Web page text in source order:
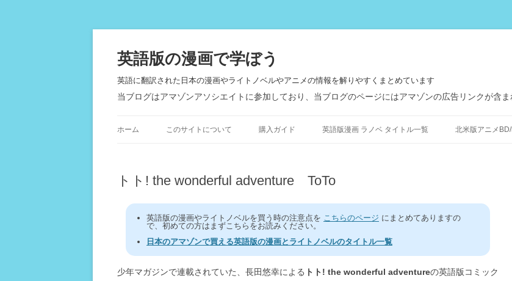
英語版の漫画で学ぼう
英語に翻訳された日本の漫画やライトノベルやアニメの情報を解りやすくまとめています
当ブログはアマゾンアソシエイトに参加しており、当ブログのページにはアマゾンの広告リンクが含ま
ン
ホーム このサイトについて 購入ガイド 英語版漫画 ラノベ タイトル一覧 北米版アニメ
トト! the wonderful adventure ToTo
英語版の漫画やライトノベルを買う時の注意点を こちらのページ にまとめてありますの
で、初めての方はまずこちらをお読みください。
日本のアマゾンで買える英語版の漫画とライトノベルのタイトル一覧
少年マガジンで連載されていた、長田悠幸による トト! the wonderful adventureの英語版コミック